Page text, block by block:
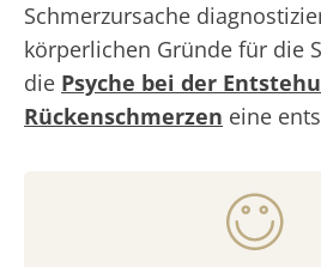
Schmerzursache
körperlichen Gründe für die
die Psyche bei der
Rückenschmerzen eine